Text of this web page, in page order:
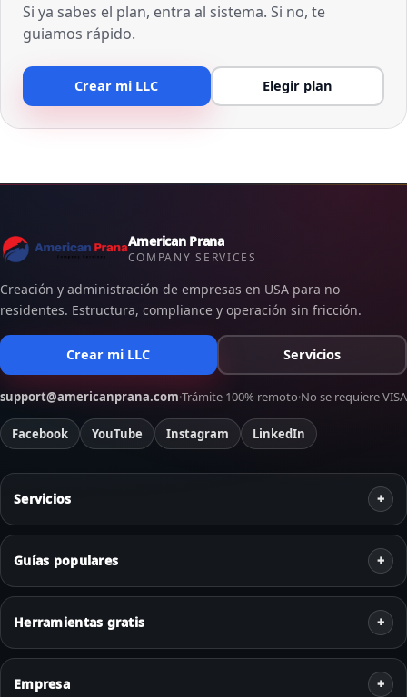
Si ya sabes el plan, entra al sistema. Si no, te
guiamos rápido.
Crear mi LLC Elegir plan
American Prana
COMPANY SERVICES
Creación y administración de empresas en USA para no
residentes. Estructura, compliance y operación sin fricción.
Crear mi LLC Servicios
support@americanprana.com·Trámite 100% remoto·No se requiere VISA
Facebook YouTube Instagram LinkedIn
Servicios
Guías populares
Herramientas gratis
Empresa